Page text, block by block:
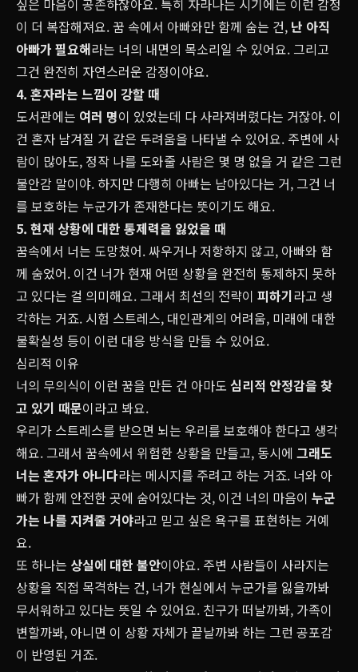
싶은 마음이 공존하잖아요. 특히 자라나는 시기에는 이런 감정
이 더 복잡해져요. 꿈 속에서 아빠와만 함께 숨는 건, 난 아직
아빠가 필요해라는 너의 내면의 목소리일 수 있어요. 그리고
그건 완전히 자연스러운 감정이야요.
4. 혼자라는 느낌이 강할 때
도서관에는 여러 명이 있었는데 다 사라져버렸다는 거잖아. 이
건 혼자 남겨질 거 같은 두려움을 나타낼 수 있어요. 주변에 사
람이 많아도, 정작 나를 도와줄 사람은 몇 명 없을 거 같은 그런
불안감 말이야. 하지만 다행히 아빠는 남아있다는 거, 그건 너
를 보호하는 누군가가 존재한다는 뜻이기도 해요.
5. 현재 상황에 대한 통제력을 잃었을 때
꿈속에서 너는 도망쳤어. 싸우거나 저항하지 않고, 아빠와 함
께 숨었어. 이건 너가 현재 어떤 상황을 완전히 통제하지 못하
고 있다는 걸 의미해요. 그래서 최선의 전략이 피하기라고 생
각하는 거죠. 시험 스트레스, 대인관계의 어려움, 미래에 대한
불확실성 등이 이런 대응 방식을 만들 수 있어요.
심리적 이유
너의 무의식이 이런 꿈을 만든 건 아마도 심리적 안정감을 찾
고 있기 때문이라고 봐요.
우리가 스트레스를 받으면 뇌는 우리를 보호해야 한다고 생각
해요. 그래서 꿈속에서 위험한 상황을 만들고, 동시에 그래도
너는 혼자가 아니다라는 메시지를 주려고 하는 거죠. 너와 아
빠가 함께 안전한 곳에 숨어있다는 것, 이건 너의 마음이 누군
가는 나를 지켜줄 거야라고 믿고 싶은 욕구를 표현하는 거예
요.
또 하나는 상실에 대한 불안이야요. 주변 사람들이 사라지는
상황을 직접 목격하는 건, 너가 현실에서 누군가를 잃을까봐
무서워하고 있다는 뜻일 수 있어요. 친구가 떠날까봐, 가족이
변할까봐, 아니면 이 상황 자체가 끝날까봐 하는 그런 공포감
이 반영된 거죠.